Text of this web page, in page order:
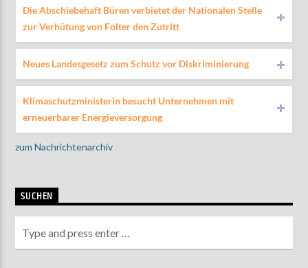
Die Abschiebehaft Büren verbietet der Nationalen Stelle
zur Verhütung von Folter den Zutritt
Neues Landesgesetz zum Schutz vor Diskriminierung
Klimaschutzministerin besucht Unternehmen mit
erneuerbarer Energieversorgung
zum Nachrichtenarchiv
SUCHEN